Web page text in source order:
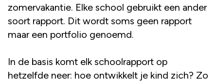
zomervakantie. Elke school gebruikt een ander
soort rapport. Dit wordt soms geen rapport
maar een portfolio genoemd.
In de basis komt elk schoolrapport op
hetzelfde neer: hoe ontwikkelt je kind zich? Zo